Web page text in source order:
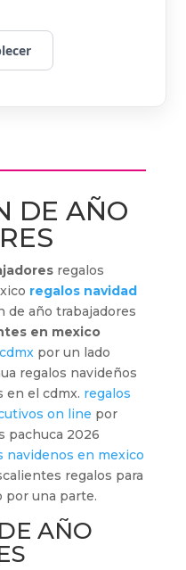
DE AÑO
regalos
regalos navidad
de año trabajadores
en mexico
por un lado
regalos navideños
en el cdmx. regalos
on line por
pachuca 2026
navidenos en mexico
regalos para
por una parte.
AÑO